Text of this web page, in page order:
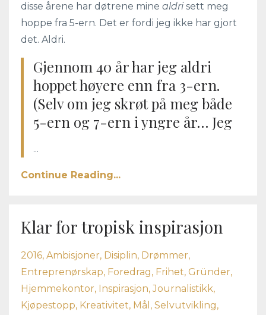
disse årene har døtrene mine aldrisett meg
hoppe fra 5-ern. Det er fordi jeg ikke har gjort
det. Aldri.
Gjennom 40 år har jeg aldri
hoppet høyere enn fra 3-ern.
(Selv om jeg skrøt på meg både
5-ern og 7-ern i yngre år… Jeg
...
Continue Reading...
Klar for tropisk inspirasjon
2016 Ambisjoner Disiplin Drømmer
Entreprenørskap Foredrag Frihet Gründer
Hjemmekontor Inspirasjon Journalistikk
Kjøpestopp Kreativitet Mål
Selvutvikling